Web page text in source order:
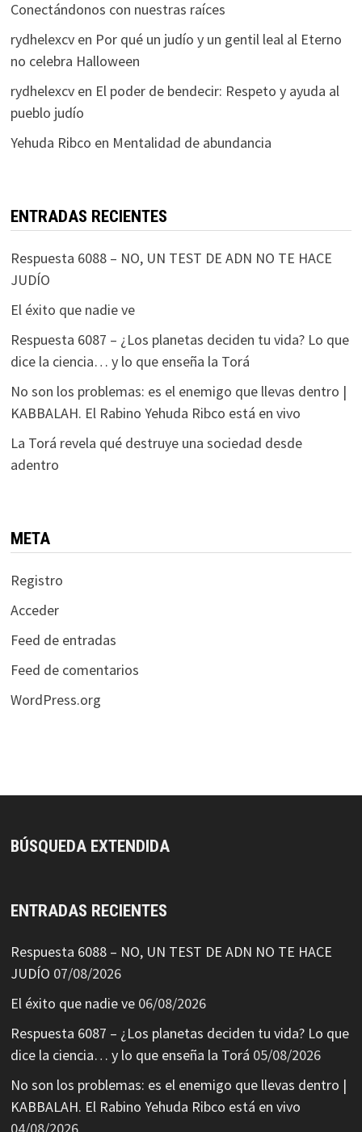
Conectándonos con nuestras raíces
rydhelexcven Por qué un judío y un gentil leal al Eterno
no celebra Halloween
rydhelexcven El poder de bendecir: Respeto y ayuda al
pueblo judío
Yehuda Ribco en Mentalidad de abundancia
ENTRADAS RECIENTES
Respuesta 6088 – NO, UN TEST DE ADN NO TE HACE
JUDÍO
El éxito que nadie ve
Respuesta 6087 – ¿Los planetas deciden tu vida? Lo que
dice la ciencia… y lo que enseña la Torá
No son los problemas: es el enemigo que llevas dentro |
KABBALAH. El Rabino Yehuda Ribco está en vivo
La Torá revela qué destruye una sociedad desde
adentro
META
Registro
Acceder
Feed de entradas
Feed de comentarios
WordPress.org
BÚSQUEDA EXTENDIDA
ENTRADAS RECIENTES
Respuesta 6088 – NO, UN TEST DE ADN NO TE HACE
JUDÍO 07/08/2026
El éxito que nadie ve 06/08/2026
Respuesta 6087 – ¿Los planetas deciden tu vida? Lo que
dice la ciencia… y lo que enseña la Torá 05/08/2026
No son los problemas: es el enemigo que llevas dentro |
KABBALAH. El Rabino Yehuda Ribco está en vivo
04/08/2026